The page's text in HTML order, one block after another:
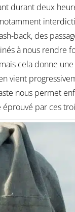
durant deux
notamment
back, des
à nous rendre
cela donne
vient
nous permet
par ces